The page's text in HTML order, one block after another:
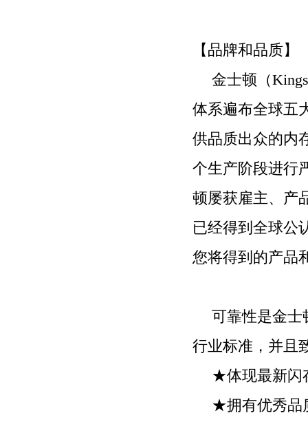
【品牌和品质】
金士顿（
体系遍布全球五
供品质出众的内
个生产阶段进行
顿屡获雇主、产
已经得到全球公
您将得到的产品
可靠性是金士
行业标准，并且
★体现最新闪
★拥有优秀品